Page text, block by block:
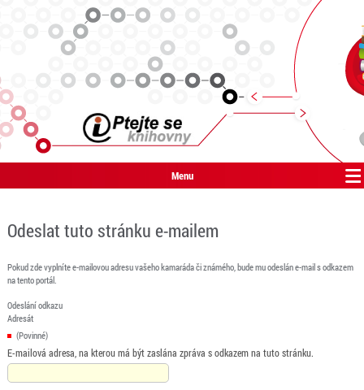
Menu
Odeslat tuto stránku e-mailem
Pokud zde vyplníte e-mailovou adresu vašeho kamaráda či známého, bude mu odeslán e-mail s odkazem
na tento portál.
Odeslání odkazu
Adresát
(Povinné)
E-mailová adresa, na kterou má být zaslána zpráva s odkazem na tuto stránku.